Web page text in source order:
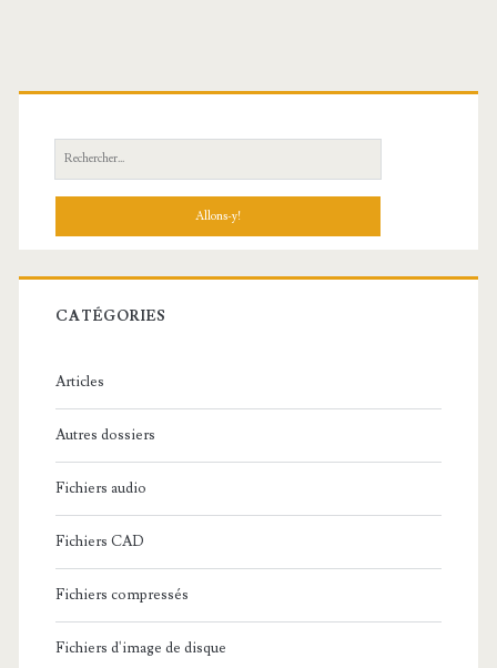
R
e
h
r
c
:
CATÉGORIES
Articles
Autres dossiers
Fichiers audio
Fichiers CAD
Fichiers compressés
Fichiers d'image de disque